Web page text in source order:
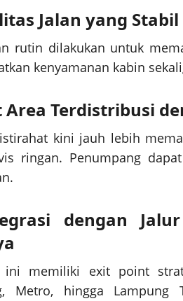
Jalan yang Stabil
rutin dilakukan untuk
kenyamanan kabin
Area Terdistribusi
kini jauh lebih
ringan. Penumpang
dengan
memiliki exit point
Metro, hingga Lampung